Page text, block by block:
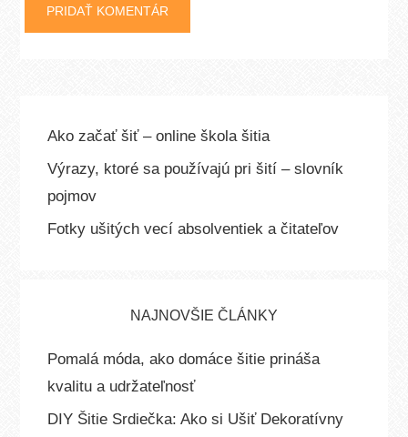
Ako začať šiť – online škola šitia
Výrazy, ktoré sa používajú pri šití – slovník
pojmov
Fotky ušitých vecí absolventiek a čitateľov
NAJNOVŠIE ČLÁNKY
Pomalá móda, ako domáce šitie prináša
kvalitu a udržateľnosť
DIY Šitie Srdiečka: Ako si Ušiť Dekoratívny